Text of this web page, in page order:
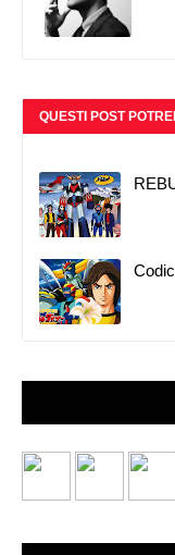
QUESTI POST